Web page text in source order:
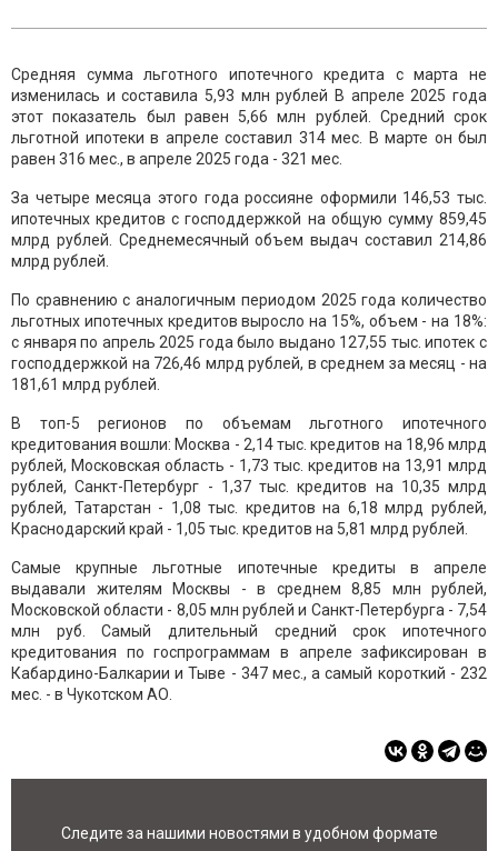
Средняя сумма льготного ипотечного кредита с марта не
изменилась и составила 5,93 млн рублей В апреле 2025 года
этот показатель был равен 5,66 млн рублей. Средний срок
льготной ипотеки в апреле составил 314 мес. В марте он был
равен 316 мес., в апреле 2025 года - 321 мес.
За четыре месяца этого года россияне оформили 146,53 тыс.
ипотечных кредитов с господдержкой на общую сумму 859,45
млрд рублей. Среднемесячный объем выдач составил 214,86
млрд рублей.
По сравнению с аналогичным периодом 2025 года количество
льготных ипотечных кредитов выросло на 15%, объем - на 18%:
с января по апрель 2025 года было выдано 127,55 тыс. ипотек с
господдержкой на 726,46 млрд рублей, в среднем за месяц - на
181,61 млрд рублей.
В топ-5 регионов по объемам льготного ипотечного
кредитования вошли: Москва - 2,14 тыс. кредитов на 18,96 млрд
рублей, Московская область - 1,73 тыс. кредитов на 13,91 млрд
рублей, Санкт-Петербург - 1,37 тыс. кредитов на 10,35 млрд
рублей, Татарстан - 1,08 тыс. кредитов на 6,18 млрд рублей,
Краснодарский край - 1,05 тыс. кредитов на 5,81 млрд рублей.
Самые крупные льготные ипотечные кредиты в апреле
выдавали жителям Москвы - в среднем 8,85 млн рублей,
Московской области - 8,05 млн рублей и Санкт-Петербурга - 7,54
млн руб. Самый длительный средний срок ипотечного
кредитования по госпрограммам в апреле зафиксирован в
Кабардино-Балкарии и Тыве - 347 мес., а самый короткий - 232
мес. - в Чукотском АО.
Следите за нашими новостями в удобном формате